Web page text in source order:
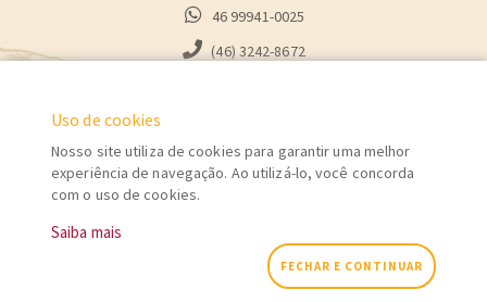
46 99941-0025
(46) 3242-8672
Endereço: Rodovia PR 281 - KM 14,5 - CEP 85560-000 - Parque Industrial
- Chopinzinho - Paraná
Uso de cookies
Nosso site utiliza de cookies para garantir uma melhor
experiência de navegação. Ao utilizá-lo, você concorda
com o uso de cookies.
Saiba mais
FECHAR E CONTINUAR